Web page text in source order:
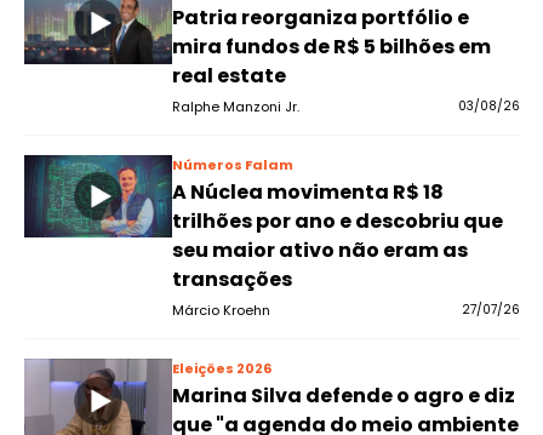
Patria reorganiza portfólio e
mira fundos de R$ 5 bilhões em
real estate
Ralphe Manzoni Jr. 03/08/26
Números Falam
A Núclea movimenta R$ 18
trilhões por ano e descobriu que
seu maior ativo não eram as
transações
Márcio Kroehn 27/07/26
Eleições 2026
Marina Silva defende o agro e diz
que "a agenda do meio ambiente